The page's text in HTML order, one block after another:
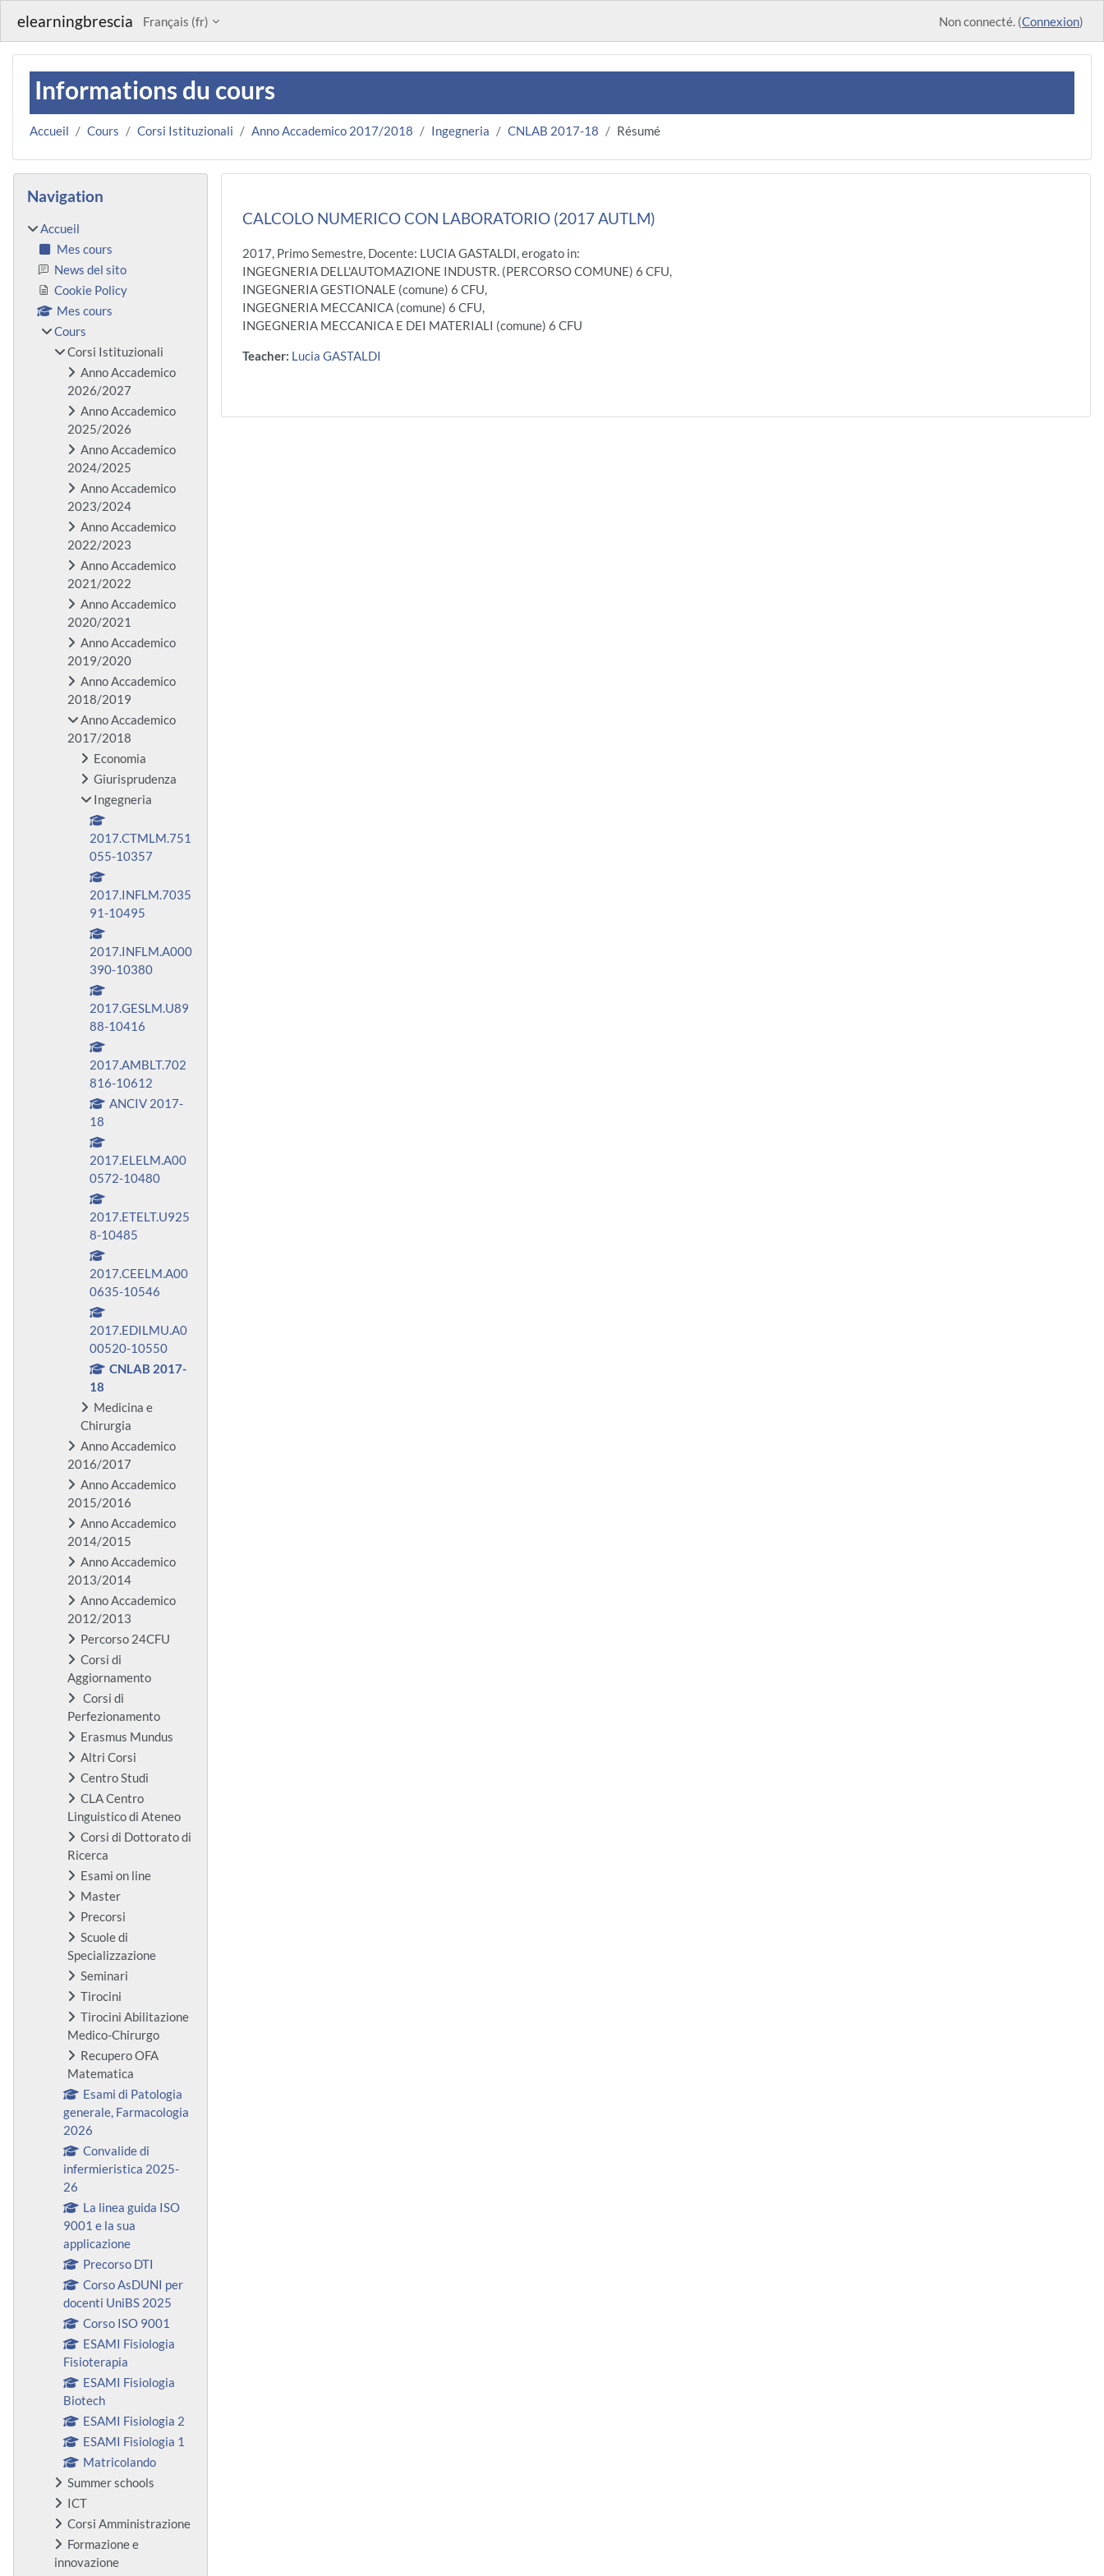
elearningbrescia Français ‎(fr)‎ Non connecté. (Connexion)
Informations du cours
Accueil Cours Corsi Istituzionali Anno Accademico 2017/2018 Ingegneria CNLAB 2017-18 Résumé
CALCOLO NUMERICO CON LABORATORIO (2017 AUTLM)
2017, Primo Semestre, Docente: LUCIA GASTALDI, erogato in:
INGEGNERIA DELL'AUTOMAZIONE INDUSTR. (PERCORSO COMUNE) 6 CFU,
INGEGNERIA GESTIONALE (comune) 6 CFU,
INGEGNERIA MECCANICA (comune) 6 CFU,
INGEGNERIA MECCANICA E DEI MATERIALI (comune) 6 CFU
Teacher: Lucia GASTALDI
Blocs
Navigation
Accueil
Mes cours
News del sito
Cookie Policy
Mes cours
Cours
Corsi Istituzionali
Anno Accademico
2026/2027
Anno Accademico
2025/2026
Anno Accademico
2024/2025
Anno Accademico
2023/2024
Anno Accademico
2022/2023
Anno Accademico
2021/2022
Anno Accademico
2020/2021
Anno Accademico
2019/2020
Anno Accademico
2018/2019
Anno Accademico
2017/2018
Economia
Giurisprudenza
Ingegneria
2017.CTMLM.751
055-10357
2017.INFLM.7035
91-10495
2017.INFLM.A000
390-10380
2017.GESLM.U89
88-10416
2017.AMBLT.702
816-10612
ANCIV 2017-
18
2017.ELELM.A00
0572-10480
2017.ETELT.U925
8-10485
2017.CEELM.A00
0635-10546
2017.EDILMU.A0
00520-10550
CNLAB 2017-
18
Medicina e
Chirurgia
Anno Accademico
2016/2017
Anno Accademico
2015/2016
Anno Accademico
2014/2015
Anno Accademico
2013/2014
Anno Accademico
2012/2013
Percorso 24CFU
Corsi di
Aggiornamento
Corsi di
Perfezionamento
Erasmus Mundus
Altri Corsi
Centro Studi
CLA Centro
Linguistico di Ateneo
Corsi di Dottorato di
Ricerca
Esami on line
Master
Precorsi
Scuole di
Specializzazione
Seminari
Tirocini
Tirocini Abilitazione
Medico-Chirurgo
Recupero OFA
Matematica
Esami di Patologia
generale, Farmacologia
2026
Convalide di
infermieristica 2025-
26
La linea guida ISO
9001 e la sua
applicazione
Precorso DTI
Corso AsDUNI per
docenti UniBS 2025
Corso ISO 9001
ESAMI Fisiologia
Fisioterapia
ESAMI Fisiologia
Biotech
ESAMI Fisiologia 2
ESAMI Fisiologia 1
Matricolando
Summer schools
ICT
Corsi Amministrazione
Formazione e
innovazione